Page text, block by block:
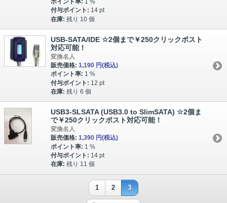
ポイント率: 1 %
付与ポイント: 14 pt
在庫: 残り 10 個
USB-SATA/IDE ☆2個まで￥250クリックポスト
対応可能！
変換名人
販売価格: 1,190 円(税込)
ポイント率: 1 %
付与ポイント: 12 pt
在庫: 残り 6 個
USB3-SLSATA (USB3.0 to SlimSATA) ☆2個ま
で￥250クリックポスト対応可能！
変換名人
販売価格: 1,390 円(税込)
ポイント率: 1 %
付与ポイント: 14 pt
在庫: 残り 11 個
1 2 3